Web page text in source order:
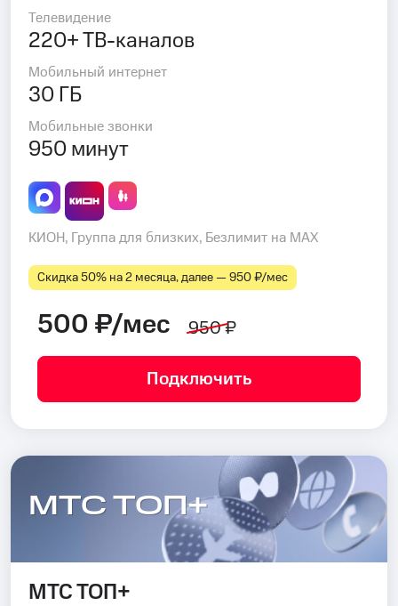
Телевидение
220+ ТВ-каналов
Мобильный интернет
30 ГБ
Мобильные звонки
950 минут
КИОН, Группа для близких, Безлимит на MAX
Скидка 50% на 2 месяца, далее — 950 ₽⁠/⁠мес
500 ₽/мес 950 ₽
Подключить
МТС ТОП+
МТС ТОП+